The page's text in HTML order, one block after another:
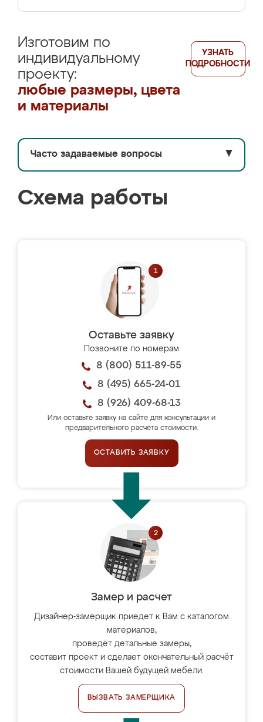
Изготовим по
индивидуальному
проекту:
любые размеры, цвета
и материалы
УЗНАТЬ
ПОДРОБНОСТИ
Часто задаваемые вопросы ▼
Схема работы
Оставьте заявку
Позвоните по номерам
8 (800) 511-89-55
8 (495) 665-24-01
8 (926) 409-68-13
Или оставьте заявку на сайте для консультации и
предварительного расчёта стоимости.
ОСТАВИТЬ ЗАЯВКУ
Замер и расчет
Дизайнер-замерщик приедет к Вам с каталогом
материалов,
проведёт детальные замеры,
составит проект и сделает окончательный расчёт
стоимости Вашей будущей мебели.
ВЫЗВАТЬ ЗАМЕРЩИКА